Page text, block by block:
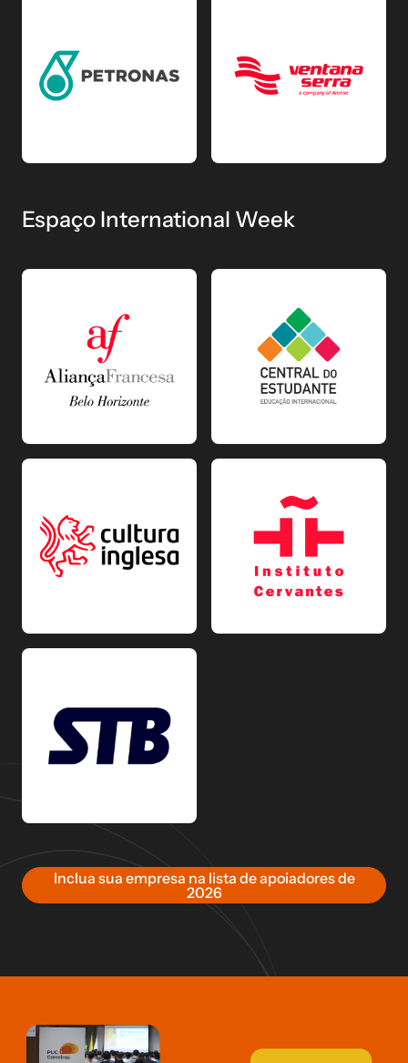
Espaço International Week
Inclua sua empresa na lista de apoiadores de
2026